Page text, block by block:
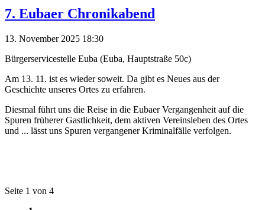
7. Eubaer Chronikabend
13. November 2025 18:30
Bürgerservicestelle Euba (Euba, Hauptstraße 50c)
Am 13. 11. ist es wieder soweit. Da gibt es Neues aus der
Geschichte unseres Ortes zu erfahren.
Diesmal führt uns die Reise in die Eubaer Vergangenheit auf die
Spuren früherer Gastlichkeit, dem aktiven Vereinsleben des Ortes
und ... lässt uns Spuren vergangener Kriminalfälle verfolgen.
Seite 1 von 4